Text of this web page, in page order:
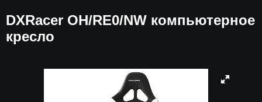
DXRacer OH/RE0/NW компьютерное
кресло